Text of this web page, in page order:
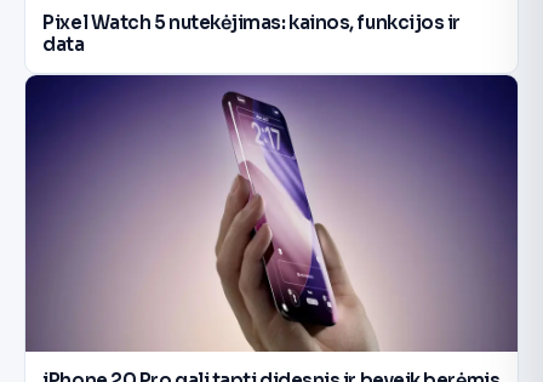
Pixel Watch 5 nutekėjimas: kainos, funkcijos ir
data